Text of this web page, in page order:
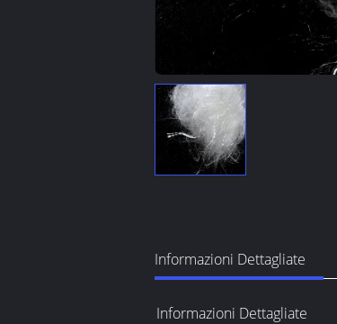
Informazioni Dettagliate
Informazioni Dettagliate